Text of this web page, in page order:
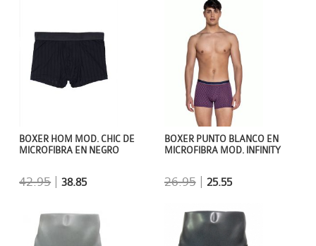
BOXER PUNTO BLANCO EN
MICROFIBRA MOD. INFINITY
26.95| 25.55
BOXER HOM MOD. CHIC DE
MICROFIBRA EN NEGRO
42.95 |38.85